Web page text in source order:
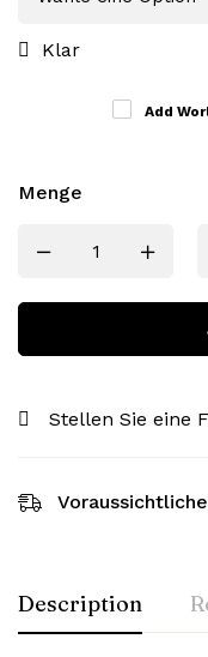
Klar
Add
Menge
Stellen Sie eine
Description